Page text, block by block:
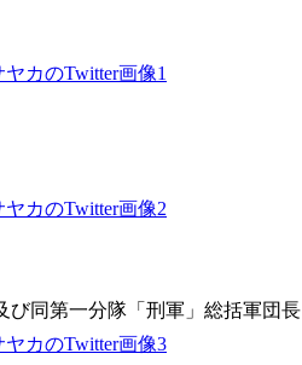
び同第一分隊「刑軍」総括軍団長